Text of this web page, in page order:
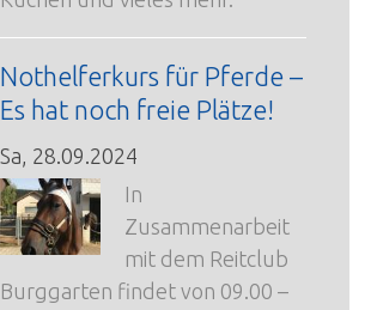
Nothelferkurs für Pferde –
Es hat noch freie Plätze!
Sa, 28.09.2024
In
Zusammenarbeit
mit dem Reitclub
Burggarten findet von 09.00 –